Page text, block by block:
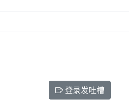
登录发吐槽